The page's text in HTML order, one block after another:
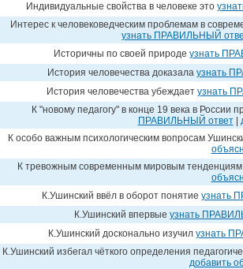
Индивидуальные свойства в человеке это
Интерес к человековедческим проблемам в
узнать ПРАВИЛЬНЫЙ
Историчны по своей природе узнать
История человечества доказала узнать
История человечества убеждает узнать
К "новому педагогу" в конце 19 века в
ПРАВИЛЬНЫЙ ответ|
К особо важным психологическим вопросам
К тревожным современным мировым тенденциям
К.Ушинский ввёл в оборот понятие узнать
К.Ушинский впервые узнать
К.Ушинский досконально изучил узнать
К.Ушинский избегал чёткого определения
добавить